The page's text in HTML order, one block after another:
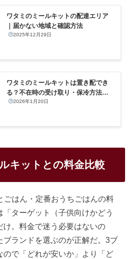
ワタミのミールキットの配達エリア
｜届かない地域と確認方法
2025年12月29日
ワタミのミールキットは置き配でき
る？不在時の受け取り・保冷方法を
解説2026年1月20日
キットとの料金比較
ごはん・定番おうちごはんの料
ターゲット（子供向けかどう
け。料金で迷う必要はないの
ブランドを選ぶのが正解だ。3ブ
ので「どれが安いか」より「ど